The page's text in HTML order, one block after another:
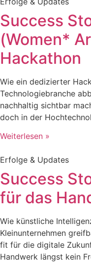
Success
(Women*
Hackathon
Wie ein dedizierter
Technologiebranche
nachhaltig sichtbar
doch in der
Weiterlesen »
Erfolge & Updates
Success
für das
Wie künstliche
Kleinunternehmen
fit für die digitale
Handwerk längst kein